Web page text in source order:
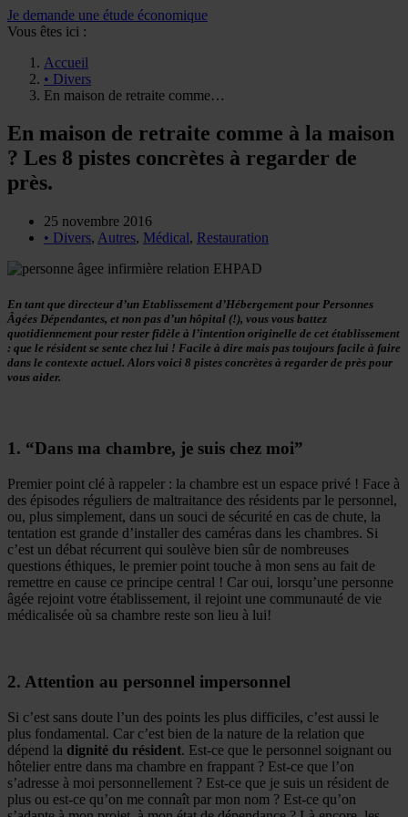
Je demande une étude économique
Vous êtes ici :
Accueil
• Divers
En maison de retraite comme…
En maison de retraite comme à la maison
? Les 8 pistes concrètes à regarder de
près.
25 novembre 2016
• Divers, Autres, Médical, Restauration
En tant que directeur d’un Etablissement d’Hébergement pour Personnes
Âgées Dépendantes, et non pas d’un hôpital (!), vous vous battez
quotidiennement pour rester fidèle à l’intention originelle de cet établissement
: que le résident se sente chez lui ! Facile à dire mais pas toujours facile à faire
dans le contexte actuel. Alors voici 8 pistes concrètes à regarder de près pour
vous aider.
1. “Dans ma chambre, je suis chez moi”
Premier point clé à rappeler : la chambre est un espace privé ! Face à
des épisodes réguliers de maltraitance des résidents par le personnel,
ou, plus simplement, dans un souci de sécurité en cas de chute, la
tentation est grande d’installer des caméras dans les chambres. Si
c’est un débat récurrent qui soulève bien sûr de nombreuses
questions éthiques, le premier point touche à mon sens au fait de
remettre en cause ce principe central ! Car oui, lorsqu’une personne
âgée rejoint votre établissement, il rejoint une communauté de vie
médicalisée où sa chambre reste son lieu à lui!
2. Attention au personnel impersonnel
Si c’est sans doute l’un des points les plus difficiles, c’est aussi le
plus fondamental. Car c’est bien de la nature de la relation que
dépend la dignité du résident. Est-ce que le personnel soignant ou
hôtelier entre dans ma chambre en frappant ? Est-ce que l’on
s’adresse à moi personnellement ? Est-ce que je suis un résident de
plus ou est-ce qu’on me connaît par mon nom ? Est-ce qu’on